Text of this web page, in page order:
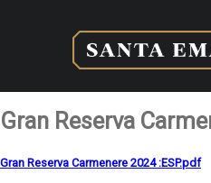
Gran Reserva
Gran Reserva Carmenere 2024 :ESP.pdf